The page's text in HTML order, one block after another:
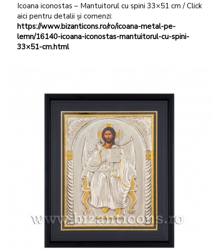
Icoana iconostas – Mantuitorul cu spini 33×51 cm / Click
aici pentru detalii și comenzi:
https://www.bizanticons.ro/ro/icoana-metal-pe-
lemn/16140-icoana-iconostas-mantuitorul-cu-spini-
33×51-cm.html